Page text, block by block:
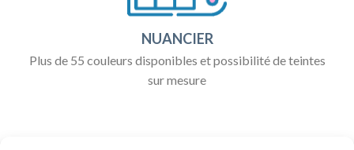
NUANCIER
Plus de 55 couleurs disponibles et possibilité de teintes
sur mesure